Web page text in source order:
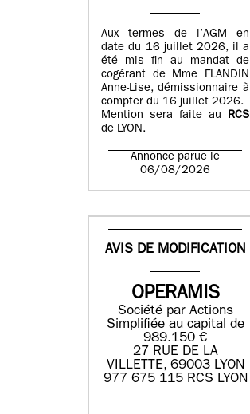
Aux termes de l’AGM en
date du 16 juillet 2026, il a
été mis fin au mandat de
cogérant de Mme FLANDIN
Anne-Lise, démissionnaire à
compter du 16 juillet 2026.
Mention sera faite au RCS
de LYON.
Annonce parue le
06/08/2026
AVIS DE MODIFICATION
OPERAMIS
Société par Actions
Simplifiée au capital de
989.150 €
27 RUE DE LA
VILLETTE, 69003 LYON
977 675 115 RCS LYON